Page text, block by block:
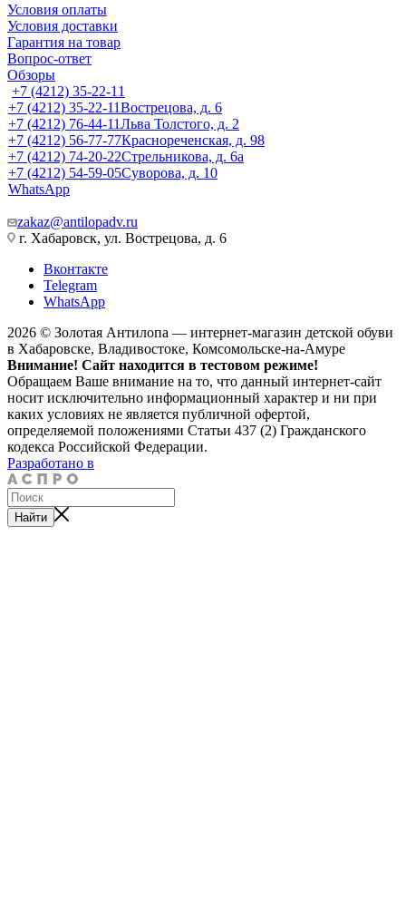
Условия оплаты
Условия доставки
Гарантия на товар
Вопрос-ответ
Обзоры
+7 (4212) 35-22-11
+7 (4212) 35-22-11Вострецова, д. 6
+7 (4212) 76-44-11Льва Толстого, д. 2
+7 (4212) 56-77-77Краснореченская, д. 98
+7 (4212) 74-20-22Стрельникова, д. 6а
+7 (4212) 54-59-05Суворова, д. 10
WhatsApp
zakaz@antilopadv.ru
г. Хабаровск, ул. Вострецова, д. 6
Вконтакте
Telegram
WhatsApp
2026 © Золотая Антилопа — интернет-магазин детской обуви
в Хабаровске, Владивостоке, Комсомольске-на-Амуре
Внимание! Сайт находится в тестовом режиме!
Обращаем Ваше внимание на то, что данный интернет-сайт
носит исключительно информационный характер и ни при
каких условиях не является публичной офертой,
определяемой положениями Статьи 437 (2) Гражданского
кодекса Российской Федерации.
Разработано в
Найти